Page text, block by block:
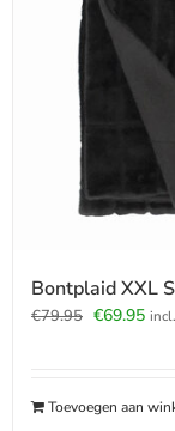
Bontplaid XXL
€79.95 €69.95
Toevoegen aan